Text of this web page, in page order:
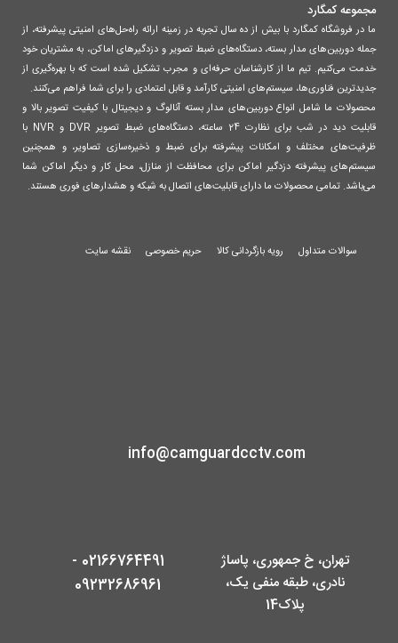
مجموعه کمگارد
ما در فروشگاه کمگارد با بیش از ده سال تجربه در زمینه ارائه راه‌حل‌های امنیتی پیشرفته، از
جمله دوربین‌های مدار بسته، دستگاه‌های ضبط تصویر و دزدگیرهای اماکن، به مشتریان خود
خدمت می‌کنیم. تیم ما از کارشناسان حرفه‌ای و مجرب تشکیل شده است که با بهره‌گیری از
جدیدترین فناوری‌ها، سیستم‌های امنیتی کارآمد و قابل اعتمادی را برای شما فراهم می‌کنند.
محصولات ما شامل انواع دوربین‌های مدار بسته آنالوگ و دیجیتال با کیفیت تصویر بالا و
قابلیت دید در شب برای نظارت 24 ساعته، دستگاه‌های ضبط تصویر DVR و NVR با
ظرفیت‌های مختلف و امکانات پیشرفته برای ضبط و ذخیره‌سازی تصاویر، و همچنین
سیستم‌های پیشرفته دزدگیر اماکن برای محافظت از منازل، محل کار و دیگر اماکن شما
می‌باشد. تمامی محصولات ما دارای قابلیت‌های اتصال به شبکه و هشدارهای فوری هستند.
سوالات متداول رویه بازگردانی کالا حریم خصوصی نقشه سایت
info@camguardcctv.com
تهران، خ جمهوری، پاساژ
نادری، طبقه منفی یک،
پلاک14
02166764491 -
09232686961